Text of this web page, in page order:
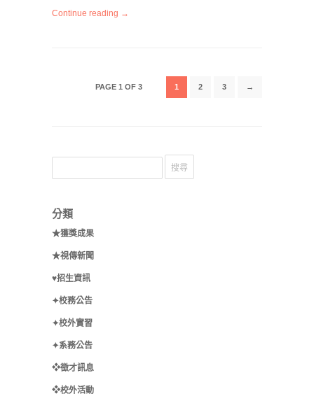
Continue reading →
PAGE 1 OF 3 1 2 3 →
分類
★獲獎成果
★視傳新聞
♥招生資訊
✦校務公告
✦校外實習
✦系務公告
❖徵才訊息
❖校外活動